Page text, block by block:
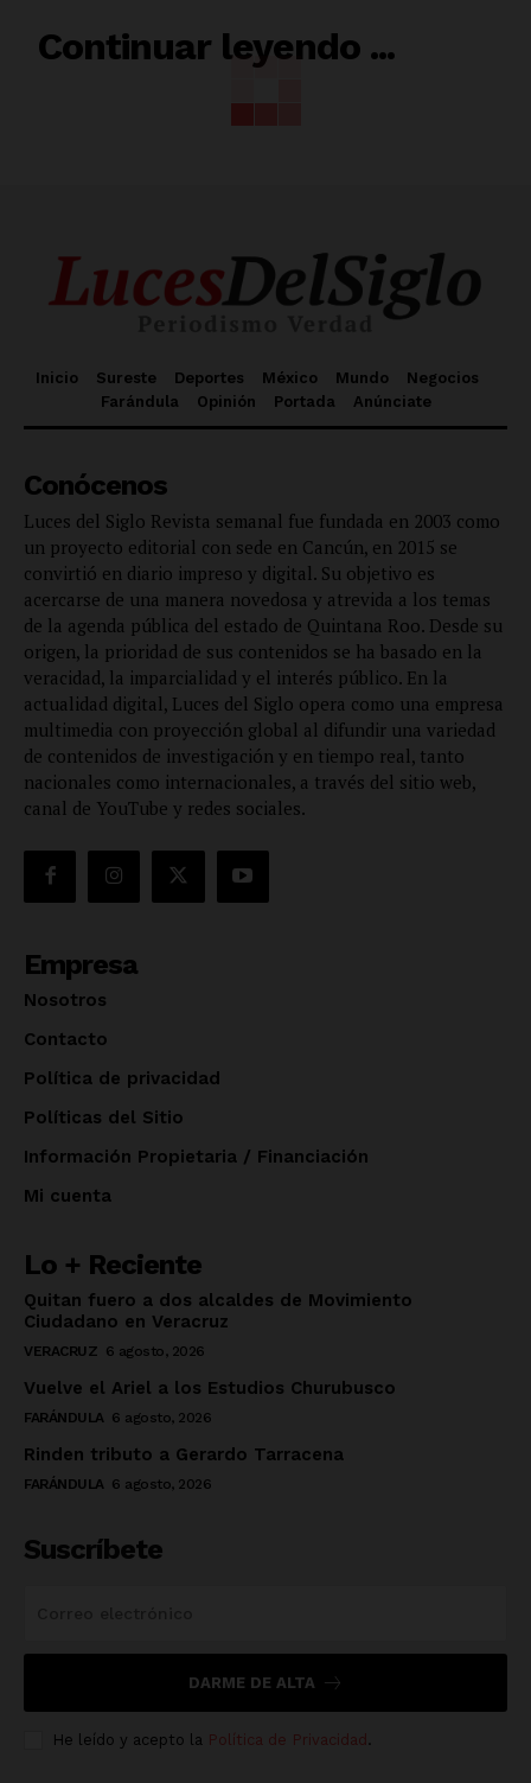
Continuar leyendo ...
RELACIONADO
Inicio Sureste Deportes México Mundo
Negocios
Farándula
Opinión Portada Anúnciate
Conócenos
Luces del Siglo Revista semanal fue fundada en 2003 como
un proyecto editorial con sede en Cancún, en 2015 se
convirtió en diario impreso y digital. Su objetivo es
acercarse de una manera novedosa y atrevida a los temas
de la agenda pública del estado de Quintana Roo. Desde su
origen, la prioridad de sus contenidos se ha basado en la
veracidad, la imparcialidad y el interés público. En la
actualidad digital, Luces del Siglo opera como una empresa
multimedia con proyección global al difundir una variedad
de contenidos de investigación y en tiempo real, tanto
nacionales como internacionales, a través del sitio web,
canal de YouTube y redes sociales.
Empresa
Nosotros
Contacto
Política de privacidad
Políticas del Sitio
Información Propietaria / Financiación
Mi cuenta
Lo + Reciente
Quitan fuero a dos alcaldes de Movimiento
Ciudadano en Veracruz
VERACRUZ 6 agosto, 2026
Vuelve el Ariel a los Estudios Churubusco
FARÁNDULA 6 agosto, 2026
Rinden tributo a Gerardo Tarracena
FARÁNDULA 6 agosto, 2026
Suscríbete
DARME DE ALTA
He leído y acepto la Política de Privacidad